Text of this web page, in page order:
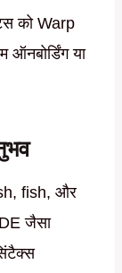
को Warp
या
fish, और
जैसा